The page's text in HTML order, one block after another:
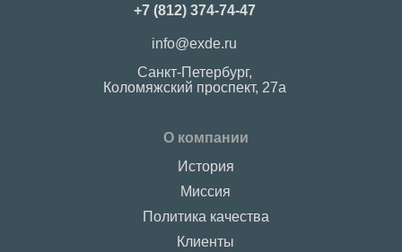
+7 (812) 374-74-47
info@exde.ru
Санкт-Петербург,
Коломяжский проспект, 27a
О компании
История
Миссия
Политика качества
Клиенты